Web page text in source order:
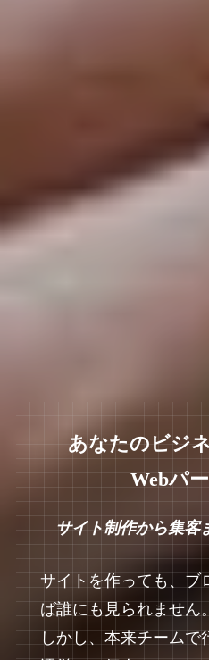
あなたのビジ
Webパ
サイト制作から集客
サイトを作っても、ブ
ば誰にも見られません。
しかし、本来チームで